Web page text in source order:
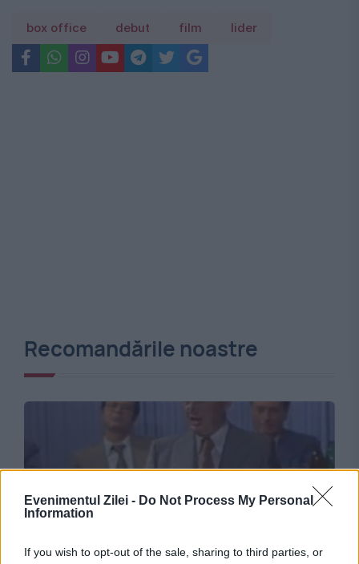
Evenimentul Zilei - Do Not Process My Personal
Information
If you wish to opt-out of the sale, sharing to third parties, or
box office debut film lider
Recomandările noastre